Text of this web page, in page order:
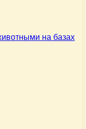
на базах